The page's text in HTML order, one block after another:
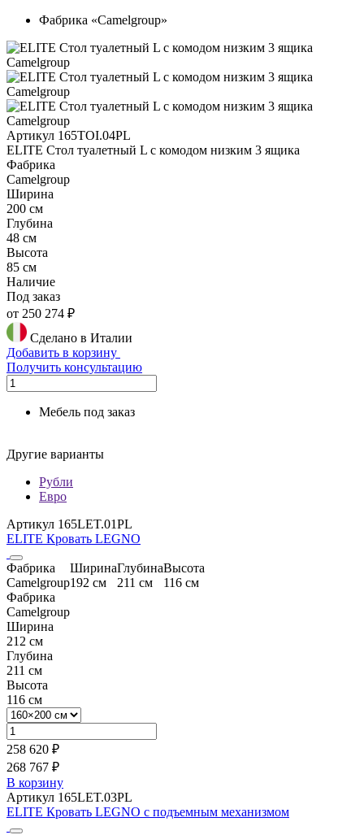
Фабрика «Camelgroup»
Артикул 165TOI.04PL
ELITE Стол туалетный L с комодом низким 3 ящика
Фабрика
Camelgroup
Ширина
200 см
Глубина
48 см
Высота
85 см
Наличие
Под заказ
от 250 274 ₽
Сделано в Италии
Добавить в корзину
Получить консультацию
Мебель под заказ
Другие варианты
Рубли
Евро
Артикул 165LET.01PL
ELITE Кровать LEGNO
Фабрика
Camelgroup
Ширина
192 см
Глубина
211 см
Высота
116 см
Фабрика
Camelgroup
Ширина
212 см
Глубина
211 см
Высота
116 см
258 620 ₽
268 767 ₽
В корзину
Артикул 165LET.03PL
ELITE Кровать LEGNO с подъемным механизмом